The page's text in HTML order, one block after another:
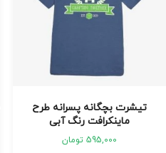
تیشرت بچگانه پسرانه طرح
ماینکرافت رنگ آبی
595,000 تومان